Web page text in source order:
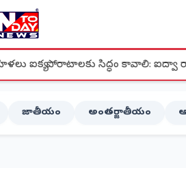
కావాలి: ఐద్వా రాష్ట్ర ప్రధాన కార్యదర్శి
జాతీయం అంతర్జాతీయం